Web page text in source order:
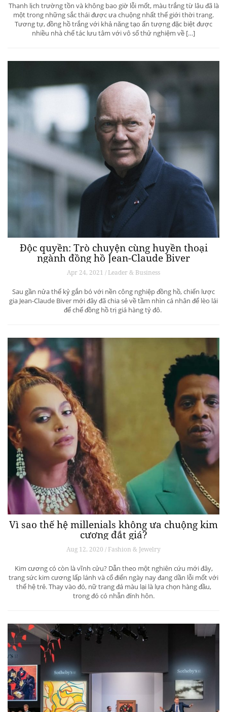
Thanh lịch trường tồn và không bao giờ lỗi mốt, màu trắng từ lâu đã là
một trong những sắc thái được ưa chuộng nhất thế giới thời trang.
Tương tự, đồng hồ trắng với khả năng tạo ấn tượng đặc biệt được
nhiều nhà chế tác lưu tâm với vô số thử nghiệm về […]
Độc quyền: Trò chuyện cùng huyền thoại
ngành đồng hồ Jean-Claude Biver
Apr 24, 2021 / Leader & Business
Sau gần nửa thế kỷ gắn bó với nền công nghiệp đồng hồ, chiến lược
gia Jean-Claude Biver mới đây đã chia sẻ về tầm nhìn cá nhân để lèo lái
đế chế đồng hồ trị giá hàng tỷ đô.
Vì sao thế hệ millenials không ưa chuộng kim
cương đắt giá?
Aug 12, 2020 / Fashion & Jewelry
Kim cương có còn là vĩnh cửu? Dẫn theo một nghiên cứu mới đây,
trang sức kim cương lấp lánh và cổ điển ngày nay đang dần lỗi mốt với
thế hệ trẻ. Thay vào đó, nữ trang đá màu lại là lựa chọn hàng đầu,
trong đó có nhẫn đính hôn.